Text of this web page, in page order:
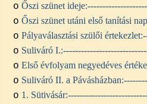
o Őszi szünet ideje:
o Őszi szünet utáni első tanítási
o Pályaválasztási szülői értekezlet:
o Suliváró I.:
o Első évfolyam negyedéves
o Suliváró II. a Pávásházban:
o 1. Sütivásár: